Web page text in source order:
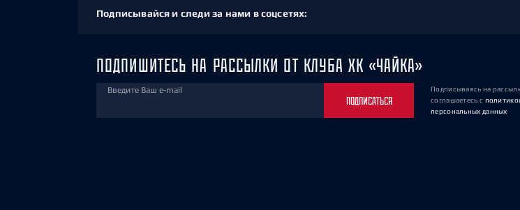
Подписывайся и следи за нами в соцсетях:
ПОДПИШИТЕСЬ НА РАССЫЛКИ ОТ КЛУБА ХК «ЧАЙКА»
Введите Ваш e-mail
ПОДПИСАТЬСЯ
Подписываясь на
соглашаетесь с
персональных данных